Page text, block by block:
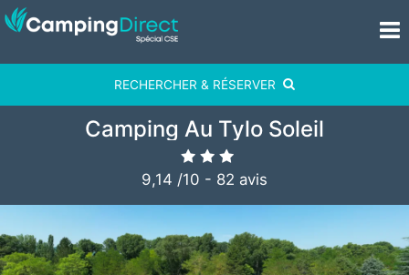
RECHERCHER & RÉSERVER
Camping Au Tylo Soleil
9,14 /10 - 82 avis